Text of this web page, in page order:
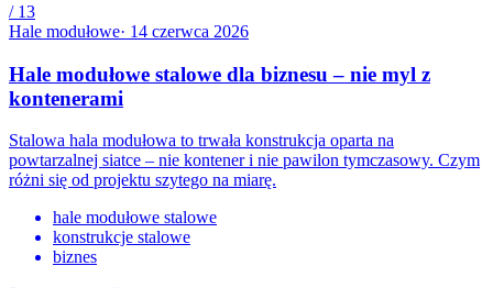
/ 13
Hale modułowe· 14 czerwca 2026
Hale modułowe stalowe dla biznesu – nie myl z
kontenerami
Stalowa hala modułowa to trwała konstrukcja oparta na
powtarzalnej siatce – nie kontener i nie pawilon tymczasowy. Czym
różni się od projektu szytego na miarę.
hale modułowe stalowe
konstrukcje stalowe
biznes